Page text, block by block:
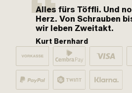
Alles fürs Töffli. Und
Herz. Von Schrauben
wir leben Zweitakt.
Kurt Bernhard